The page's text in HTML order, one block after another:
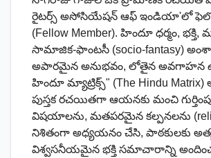
రైటర్స్ అసోసియేషన్ ఆఫ్ ఇండియా'లో
(Fellow Member). హిందూ ధర్మం,
సామాజిక-ఫాంటసీ (socio-fantasy)
అపారమైన అనుభవం, లోతైన అవగాహన
హిందూ మ్యాట్రిక్స్" (The Hindu
పుస్తక రచయితగా ఆయనకు మంచి
విషయాలను, మతపరమైన కల్పనలను
నిశితంగా అధ్యయనం చేసి, పాఠకులకు
విశ్వసనీయమైన భక్తి సమాచారాన్ని